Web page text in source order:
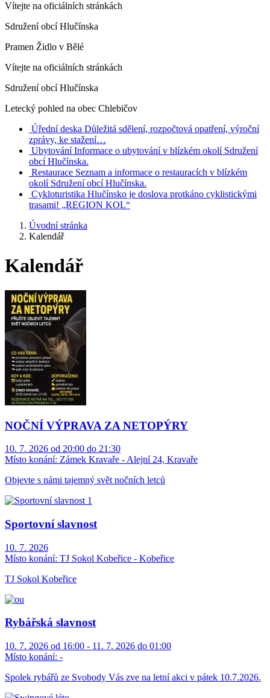
Vítejte na oficiálních stránkách
Sdružení obcí Hlučínska
Pramen Židlo v Bělé
Vítejte na oficiálních stránkách
Sdružení obcí Hlučínska
Letecký pohled na obec Chlebičov
Úřední deska Důležitá sdělení, rozpočtová opatření, výroční
zprávy, ke stažení…
Ubytování Informace o ubytování v blízkém okolí Sdružení
obcí Hlučínska.
Restaurace Seznam a informace o restauracích v blízkém
okolí Sdružení obcí Hlučínska.
Cykloturistika Hlučínsko je doslova protkáno cyklistickými
trasami! „REGION KOL“
Úvodní stránka
Kalendář
Kalendář
NOČNÍ VÝPRAVA ZA NETOPÝRY
10. 7. 2026 od 20:00 do 21:30
Místo konání: Zámek Kravaře - Alejní 24, Kravaře
Objevte s námi tajemný svět nočních letců
Sportovní slavnost
10. 7. 2026
Místo konání: TJ Sokol Kobeřice - Kobeřice
TJ Sokol Kobeřice
Rybářská slavnost
10. 7. 2026 od 16:00 - 11. 7. 2026 do 01:00
Místo konání: -
Spolek rybářů ze Svobody Vás zve na letní akci v pátek 10.7.2026.